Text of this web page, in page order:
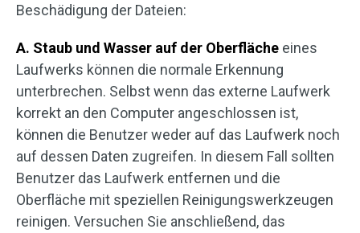
Beschädigung der Dateien:
A. Staub und Wasser auf der Oberfläche eines
Laufwerks können die normale Erkennung
unterbrechen. Selbst wenn das externe Laufwerk
korrekt an den Computer angeschlossen ist,
können die Benutzer weder auf das Laufwerk noch
auf dessen Daten zugreifen. In diesem Fall sollten
Benutzer das Laufwerk entfernen und die
Oberfläche mit speziellen Reinigungswerkzeugen
reinigen. Versuchen Sie anschließend, das